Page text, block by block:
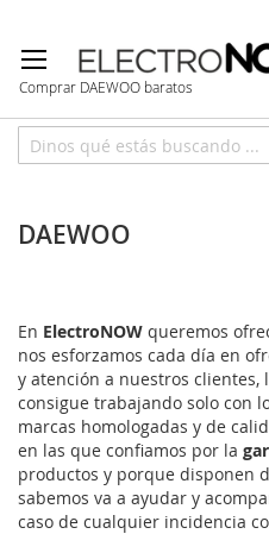
al
contenido
Comprar DAEWOO baratos
Inicio Marcas DAEWOO
DAEWOO
En ElectroNOW queremos
nos esforzamos cada día en
y atención a nuestros clientes,
consigue trabajando solo con
marcas homologadas y de
en las que confiamos por la
productos y porque disponen
sabemos va a ayudar y
caso de cualquier incidencia